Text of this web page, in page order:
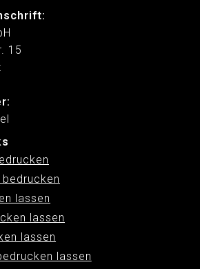
15
lassen
lassen
lassen
lassen